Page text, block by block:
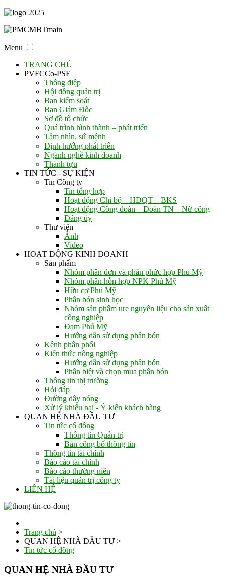
Menu
TRANG CHỦ
PVFCCo-PSE
Thông điệp
Hội đồng quản trị
Ban kiểm soát
Ban Giám Đốc
Sơ đồ tổ chức
Quá trình hình thành – phát triển
Tầm nhìn, sứ mệnh
Định hướng phát triển
Ngành nghề kinh doanh
Thành tựu
TIN TỨC - SỰ KIỆN
Tin Công ty
Tin tổng hợp
Hoạt động Chi bộ – HĐQT – BKS
Hoạt động Công đoàn – Đoàn TN – Nữ công
Đảng ủy
Thư viện
Ảnh
Video
HOẠT ĐỘNG KINH DOANH
Sản phẩm
Nhóm phân đơn và phân phức hợp Phú Mỹ
Nhóm phân hỗn hợp NPK Phú Mỹ
Hữu cơ Phú Mỹ
Phân bón sinh học
Nhóm sản phẩm ure nguyên liệu cho sản xuất
công nghiệp
Đạm Phú Mỹ
Hướng dẫn sử dụng phân bón
Kênh phân phối
Kiến thức nông nghiệp
Hướng dẫn sử dụng phân bón
Phân biệt và chọn mua phân bón
Thông tin thị trường
Hỏi đáp
Đường dây nóng
Xử lý khiếu nại - Ý kiến khách hàng
QUAN HỆ NHÀ ĐẦU TƯ
Tin tức cổ đông
Thông tin Quản trị
Bản công bố thông tin
Thông tin tài chính
Báo cáo tài chính
Báo cáo thường niên
Tài liệu quản trị công ty
LIÊN HỆ
Trang chủ >
QUAN HỆ NHÀ ĐẦU TƯ>
Tin tức cổ đông
QUAN HỆ NHÀ ĐẦU TƯ